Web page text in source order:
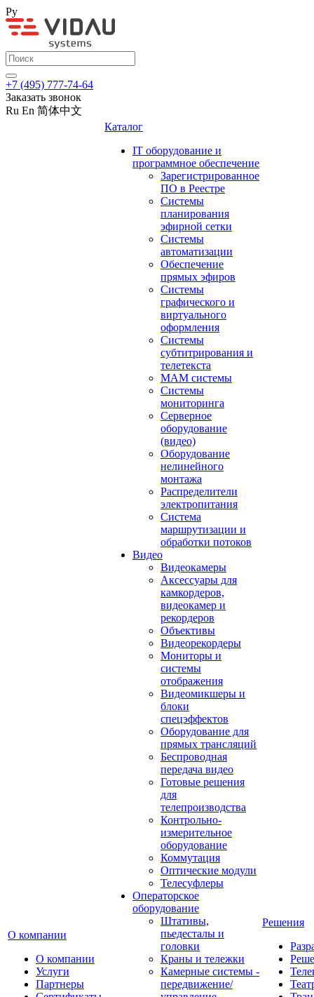
Ру
+7 (495) 777-74-64
Заказать звонок
Ru En 简体中文
О компании
О компании
Услуги
Партнеры
Каталог
IT оборудование и
программное обеспечение
Зарегистрированное
ПО в Реестре
Системы
планирования
эфирной сетки
Системы
автоматизации
Обеспечение
прямых эфиров
Системы
графического и
виртуального
оформления
Системы
субтитрирования и
телетекста
MAM системы
Системы
мониторинга
Серверное
оборудование
(видео)
Оборудование
нелинейного
монтажа
Распределители
электропитания
Система
маршрутизации и
обработки потоков
Видео
Видеокамеры
Аксессуары для
камкордеров,
видеокамер и
рекордеров
Объективы
Видеорекордеры
Мониторы и
системы
отображения
Видеомикшеры и
блоки
спецэффектов
Оборудование для
прямых трансляций
Беспроводная
передача видео
Готовые решения
для
телепроизводства
Контрольно-
измерительное
оборудование
Коммутация
Оптические модули
Телесуфлеры
Операторское
оборудование
Штативы,
пьедесталы и
головки
Краны и тележки
Камерные системы -
передвижение/
Решения